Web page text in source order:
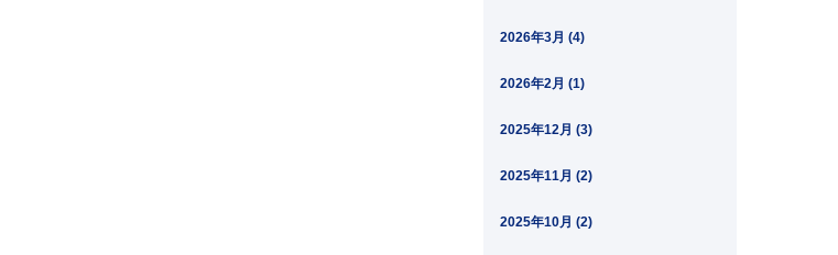
2026年3月 (4)
2026年2月 (1)
2025年12月 (3)
2025年11月 (2)
2025年10月 (2)